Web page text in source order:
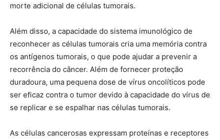
morte adicional de células tumorais.
Além disso, a capacidade do sistema imunológico de
reconhecer as células tumorais cria uma memória contra
os antígenos tumorais, o que pode ajudar a prevenir a
recorrência do câncer. Além de fornecer proteção
duradoura, uma pequena dose de vírus oncolíticos pode
ser eficaz contra o tumor devido à capacidade do vírus de
se replicar e se espalhar nas células tumorais.
As células cancerosas expressam proteínas e receptores